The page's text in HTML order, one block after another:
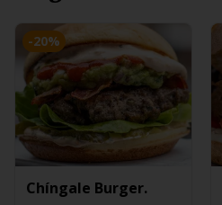
-20%
Chíngale Burger.